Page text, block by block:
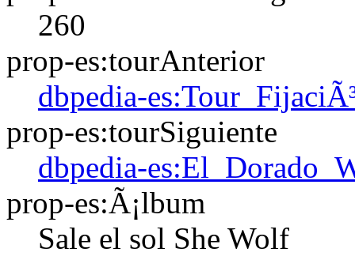
260
prop-es:tourAnterior
dbpedia-
prop-es:tourSiguiente
dbpedia-
prop-es:Ã¡lbum
Sale el sol She Wolf